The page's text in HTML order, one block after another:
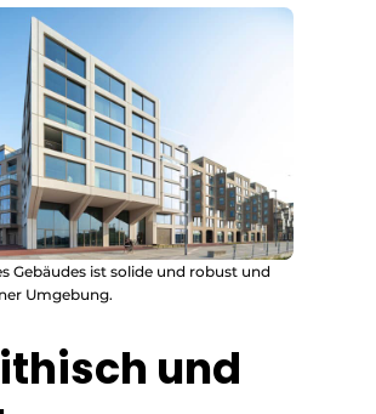
Gebäudes ist solide und robust und
Umgebung.
und